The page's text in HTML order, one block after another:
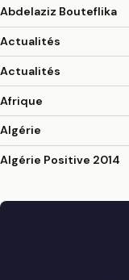
Abdelaziz Bouteflika
Actualités
Actualités
Afrique
Algérie
Algérie Positive 2014